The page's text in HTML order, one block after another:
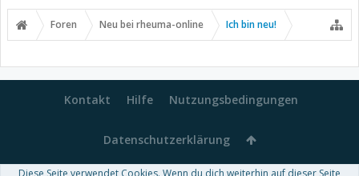
Foren Neu bei rheuma-online Ich bin neu!
Kontakt Hilfe Nutzungsbedingungen
Datenschutzerklärung
Diese Seite verwendet Cookies. Wenn du dich weiterhin auf dieser Seite